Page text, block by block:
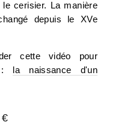
cerisier. La manière
depuis le XVe
cette vidéo pour
:
la naissance d'un